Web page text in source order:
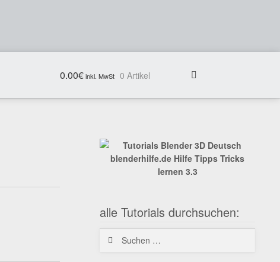
0.00€ 0 Artikel
alle Tutorials durchsuchen:
Suchen